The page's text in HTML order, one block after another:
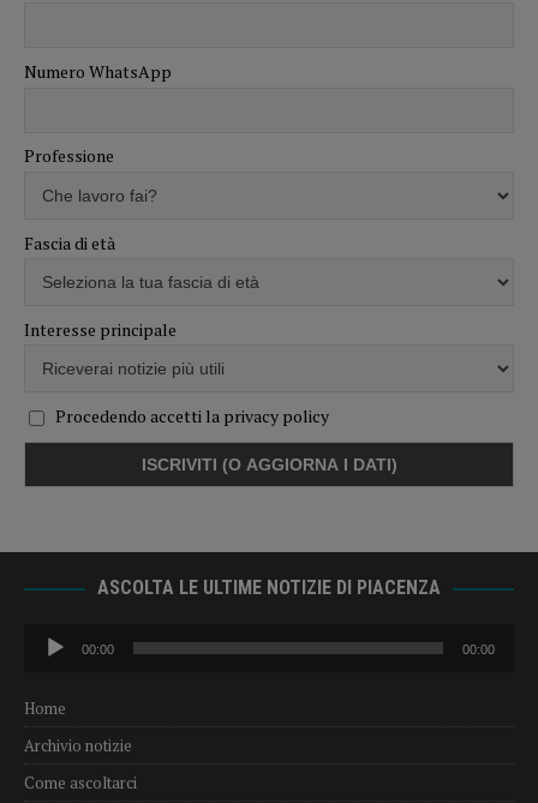
Numero WhatsApp
Professione
Fascia di età
Interesse principale
Procedendo accetti la privacy policy
ASCOLTA LE ULTIME NOTIZIE DI PIACENZA
Audio
Player
00:00 00:00
Home
Archivio notizie
Come ascoltarci